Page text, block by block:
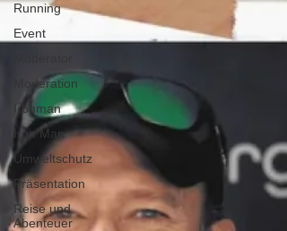
Running
Event
Moderation
Ironman
Iron Man
Umweltschutz
Präsentation
Reise und
Abenteuer